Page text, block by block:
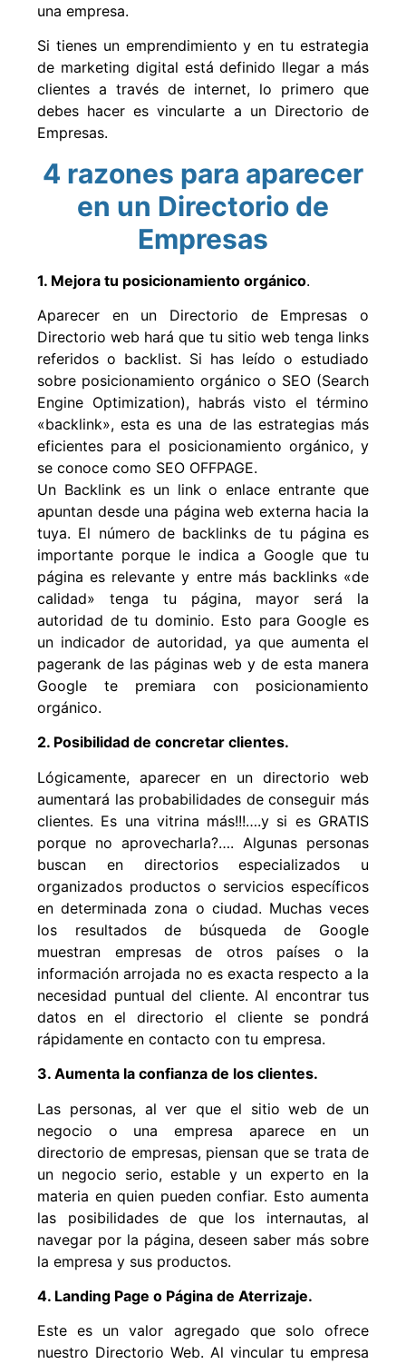
una empresa.
Si tienes un emprendimiento y en tu estrategia
de marketing digital está definido llegar a más
clientes a través de internet, lo primero que
debes hacer es vincularte a un Directorio de
Empresas.
4 razones para aparecer
en un Directorio de
Empresas
1. Mejora tu posicionamiento orgánico.
Aparecer en un Directorio de Empresas o
Directorio web hará que tu sitio web tenga links
referidos o backlist. Si has leído o estudiado
sobre posicionamiento orgánico o SEO (Search
Engine Optimization), habrás visto el término
«backlink», esta es una de las estrategias más
eficientes para el posicionamiento orgánico, y
se conoce como SEO OFFPAGE.
Un Backlink es un link o enlace entrante que
apuntan desde una página web externa hacia la
tuya. El número de backlinks de tu página es
importante porque le indica a Google que tu
página es relevante y entre más backlinks «de
calidad» tenga tu página, mayor será la
autoridad de tu dominio. Esto para Google es
un indicador de autoridad, ya que aumenta el
pagerank de las páginas web y de esta manera
Google te premiara con posicionamiento
orgánico.
2. Posibilidad de concretar clientes.
Lógicamente, aparecer en un directorio web
aumentará las probabilidades de conseguir más
clientes. Es una vitrina más!!!….y si es GRATIS
porque no aprovecharla?…. Algunas personas
buscan en directorios especializados u
organizados productos o servicios específicos
en determinada zona o ciudad. Muchas veces
los resultados de búsqueda de Google
muestran empresas de otros países o la
información arrojada no es exacta respecto a la
necesidad puntual del cliente. Al encontrar tus
datos en el directorio el cliente se pondrá
rápidamente en contacto con tu empresa.
3. Aumenta la confianza de los clientes.
Las personas, al ver que el sitio web de un
negocio o una empresa aparece en un
directorio de empresas, piensan que se trata de
un negocio serio, estable y un experto en la
materia en quien pueden confiar. Esto aumenta
las posibilidades de que los internautas, al
navegar por la página, deseen saber más sobre
la empresa y sus productos.
4. Landing Page o Página de Aterrizaje.
Este es un valor agregado que solo ofrece
nuestro Directorio Web. Al vincular tu empresa